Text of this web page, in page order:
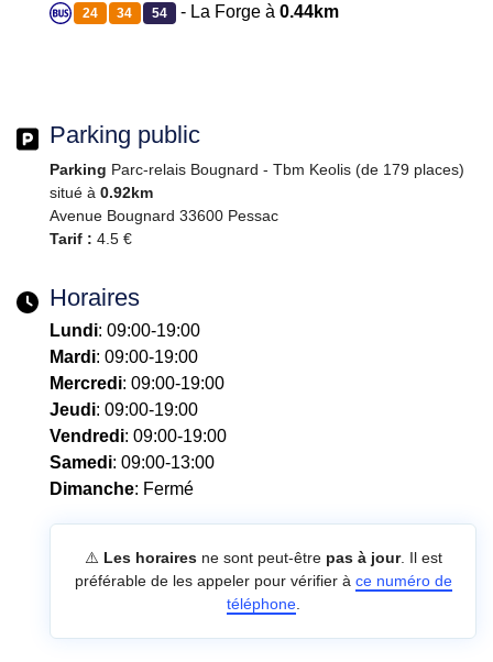
24 34 54 - La Forge à 0.44km
Parking public
Parking Parc-relais Bougnard - Tbm Keolis (de 179 places)
situé à 0.92km
Avenue Bougnard 33600 Pessac
Tarif : 4.5 €
Horaires
Lundi: 09:00-19:00
Mardi: 09:00-19:00
Mercredi: 09:00-19:00
Jeudi: 09:00-19:00
Vendredi: 09:00-19:00
Samedi: 09:00-13:00
Dimanche: Fermé
⚠️ Les horairesne sont peut-être pas à jour. Il est
préférable de les appeler pour vérifier à ce numéro de
téléphone.